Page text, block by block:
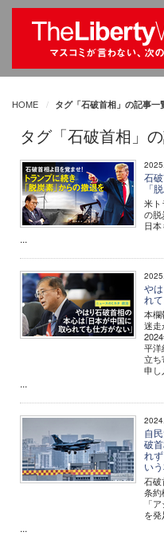
HOME タグ「石破首相」の記事一
タグ「石破首相」
石
「
米ト
の脱
日本
...
や
れ
本欄
迷走
平洋
立ち
申し
...
自
破
れ
い
石破
条約
「
を発
...